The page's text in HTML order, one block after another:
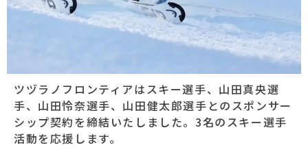
ツヅラノフロンティアはスキー選手、山田真央選
手、山田怜奈選手、山田健太郎選手とのスポンサー
シップ契約を締結いたしました。3名のスキー選手
活動を応援します。